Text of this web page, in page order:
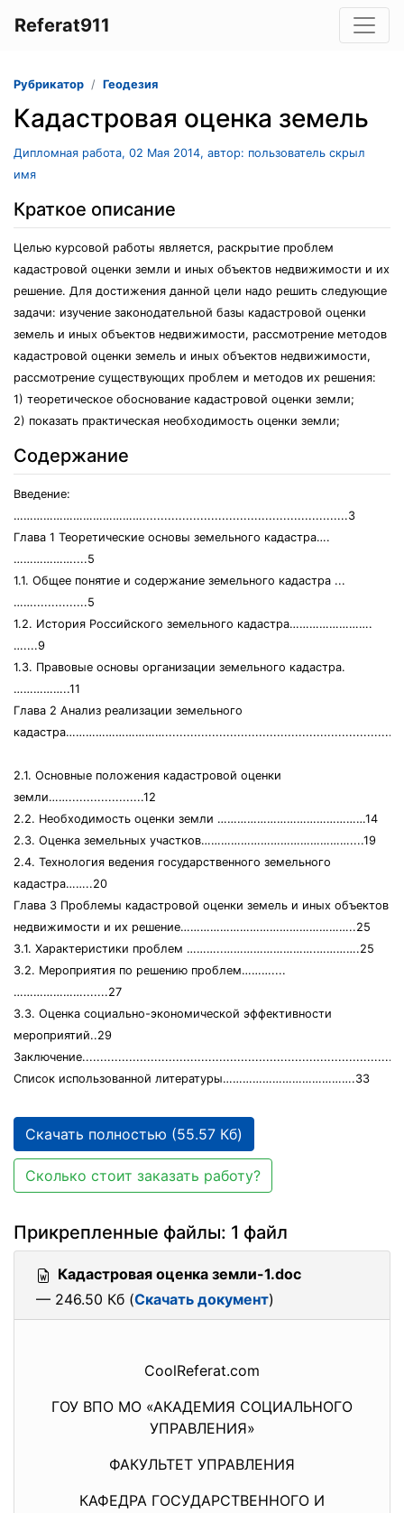
Referat911
Рубрикатор Геодезия
Кадастровая оценка земель
Дипломная работа, 02 Мая 2014, автор: пользователь скрыл
имя
Краткое описание
Целью курсовой работы является, раскрытие проблем
кадастровой оценки земли и иных объектов недвижимости и их
решение. Для достижения данной цели надо решить следующие
задачи: изучение законодательной базы кадастровой оценки
земель и иных объектов недвижимости, рассмотрение методов
кадастровой оценки земель и иных объектов недвижимости,
рассмотрение существующих проблем и методов их решения:
1) теоретическое обоснование кадастровой оценки земли;
2) показать практическая необходимость оценки земли;
Содержание
Введение:
………………………………….........................................................3
Глава 1 Теоретические основы земельного кадастра….
………………....5
1.1. Общее понятие и содержание земельного кадастра ...
……...............5
1.2. История Российского земельного кадастра…………………….
…....9
1.3. Правовые основы организации земельного кадастра.
……………..11
Глава 2 Анализ реализации земельного
2.1. Основные положения кадастровой оценки
земли…….....................12
2.2. Необходимость оценки земли ………………………………………14
2.3. Оценка земельных участков………………………………………....19
2.4. Технология ведения государственного земельного
кадастра……..20
Глава 3 Проблемы кадастровой оценки земель и иных объектов
недвижимости и их решение……………………………………………..25
3.1. Характеристики проблем ………..……………………….………….25
3.2. Мероприятия по решению проблем………....
………………….......27
3.3. Оценка социально-экономической эффективности
мероприятий..29
Список использованной литературы………………………………….33
Скачать полностью (55.57 Кб)
Сколько стоит заказать работу?
Прикрепленные файлы: 1 файл
Кадастровая оценка земли-1.doc
— 246.50 Кб (Скачать документ)
CoolReferat.com
ГОУ ВПО МО «АКАДЕМИЯ СОЦИАЛЬНОГО
УПРАВЛЕНИЯ»
ФАКУЛЬТЕТ УПРАВЛЕНИЯ
КАФЕДРА ГОСУДАРСТВЕННОГО И